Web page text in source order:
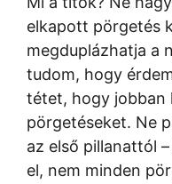
elkapott pörgetés
megduplázhatja a
tudom, hogy
tétet, hogy jobban
pörgetéseket. Ne
az első pillanattól
el, nem minden